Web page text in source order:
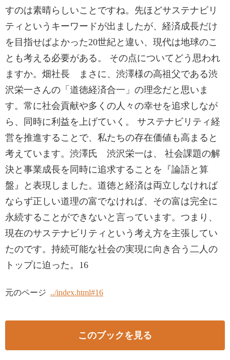
すのは素晴らしいことですね。先ほどサステナビリ
ティというキーワードが出ましたが、経済成長だけ
を目指せばよかった20世紀と違い、現代は地球のこ
とも考える必要がある。 その点についてどう思われ
ますか。畑社長 まさに、渋澤様の高祖父である渋
沢栄一さんの「道徳経済合一」の理念だと思いま
す。常に社会貢献や多くの人々の幸せを追求しなが
ら、同時に利益を上げていく。 サステナビリティ経
営を推進することで、私たちの存在価値も高まると
考えています。渋澤氏 渋沢栄一は、 社会課題の解
決と事業成長を同時に追求することを『論語と算
盤』と表現しました。道徳と経済は両立しなければ
ならず正しい道理の富でなければ、その富は完全に
永続することができないと言っています。つまり、
現在のサステナビリティという考え方を主張してい
たのです。持続可能な社会の実現に向き合う二人の
トップに迫った。16
元のページ ../index.html#16
このブックを見る